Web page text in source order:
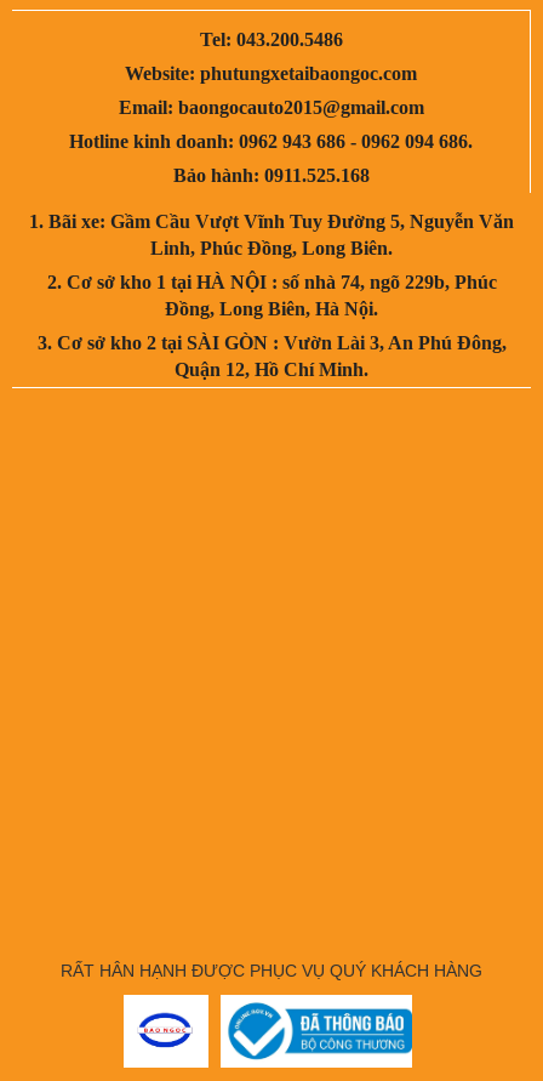
Tel: 043.200.5486
Website: phutungxetaibaongoc.com
Email: baongocauto2015@gmail.com
Hotline kinh doanh: 0962 943 686 - 0962 094 686.
Bảo hành: 0911.525.168
1. Bãi xe: Gầm Cầu Vượt Vĩnh Tuy Đường 5, Nguyễn Văn
Linh, Phúc Đồng, Long Biên.
2. Cơ sở kho 1 tại HÀ NỘI : số nhà 74, ngõ 229b, Phúc
Đồng, Long Biên, Hà Nội.
3. Cơ sở kho 2 tại SÀI GÒN : Vườn Lài 3, An Phú Đông,
Quận 12, Hồ Chí Minh.
RẤT HÂN HẠNH ĐƯỢC PHỤC VỤ QUÝ KHÁCH HÀNG